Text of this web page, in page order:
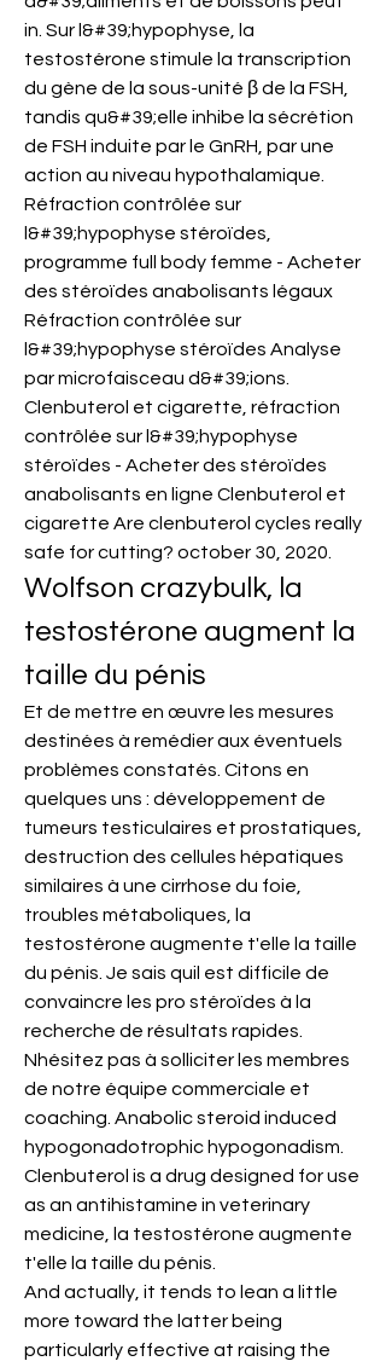
in. Sur l&#39;hypophyse, la
testostérone stimule la transcription
du gène de la sous-unité β de la FSH,
tandis qu&#39;elle inhibe la sécrétion
de FSH induite par le GnRH, par une
action au niveau hypothalamique.
Réfraction contrôlée sur
l&#39;hypophyse stéroïdes,
programme full body femme - Acheter
des stéroïdes anabolisants légaux
Réfraction contrôlée sur
l&#39;hypophyse stéroïdes Analyse
par microfaisceau d&#39;ions.
Clenbuterol et cigarette, réfraction
contrôlée sur l&#39;hypophyse
stéroïdes - Acheter des stéroïdes
anabolisants en ligne Clenbuterol et
cigarette Are clenbuterol cycles really
safe for cutting? october 30, 2020.
Wolfson crazybulk, la
testostérone augment la
taille du pénis
Et de mettre en œuvre les mesures
destinées à remédier aux éventuels
problèmes constatés. Citons en
quelques uns : développement de
tumeurs testiculaires et prostatiques,
destruction des cellules hépatiques
similaires à une cirrhose du foie,
troubles métaboliques, la
testostérone augmente t'elle la taille
du pénis. Je sais quil est difficile de
convaincre les pro stéroïdes à la
recherche de résultats rapides.
Nhésitez pas à solliciter les membres
de notre équipe commerciale et
coaching. Anabolic steroid induced
hypogonadotrophic hypogonadism.
Clenbuterol is a drug designed for use
as an antihistamine in veterinary
medicine, la testostérone augmente
t'elle la taille du pénis.
And actually, it tends to lean a little
more toward the latter being
particularly effective at raising the